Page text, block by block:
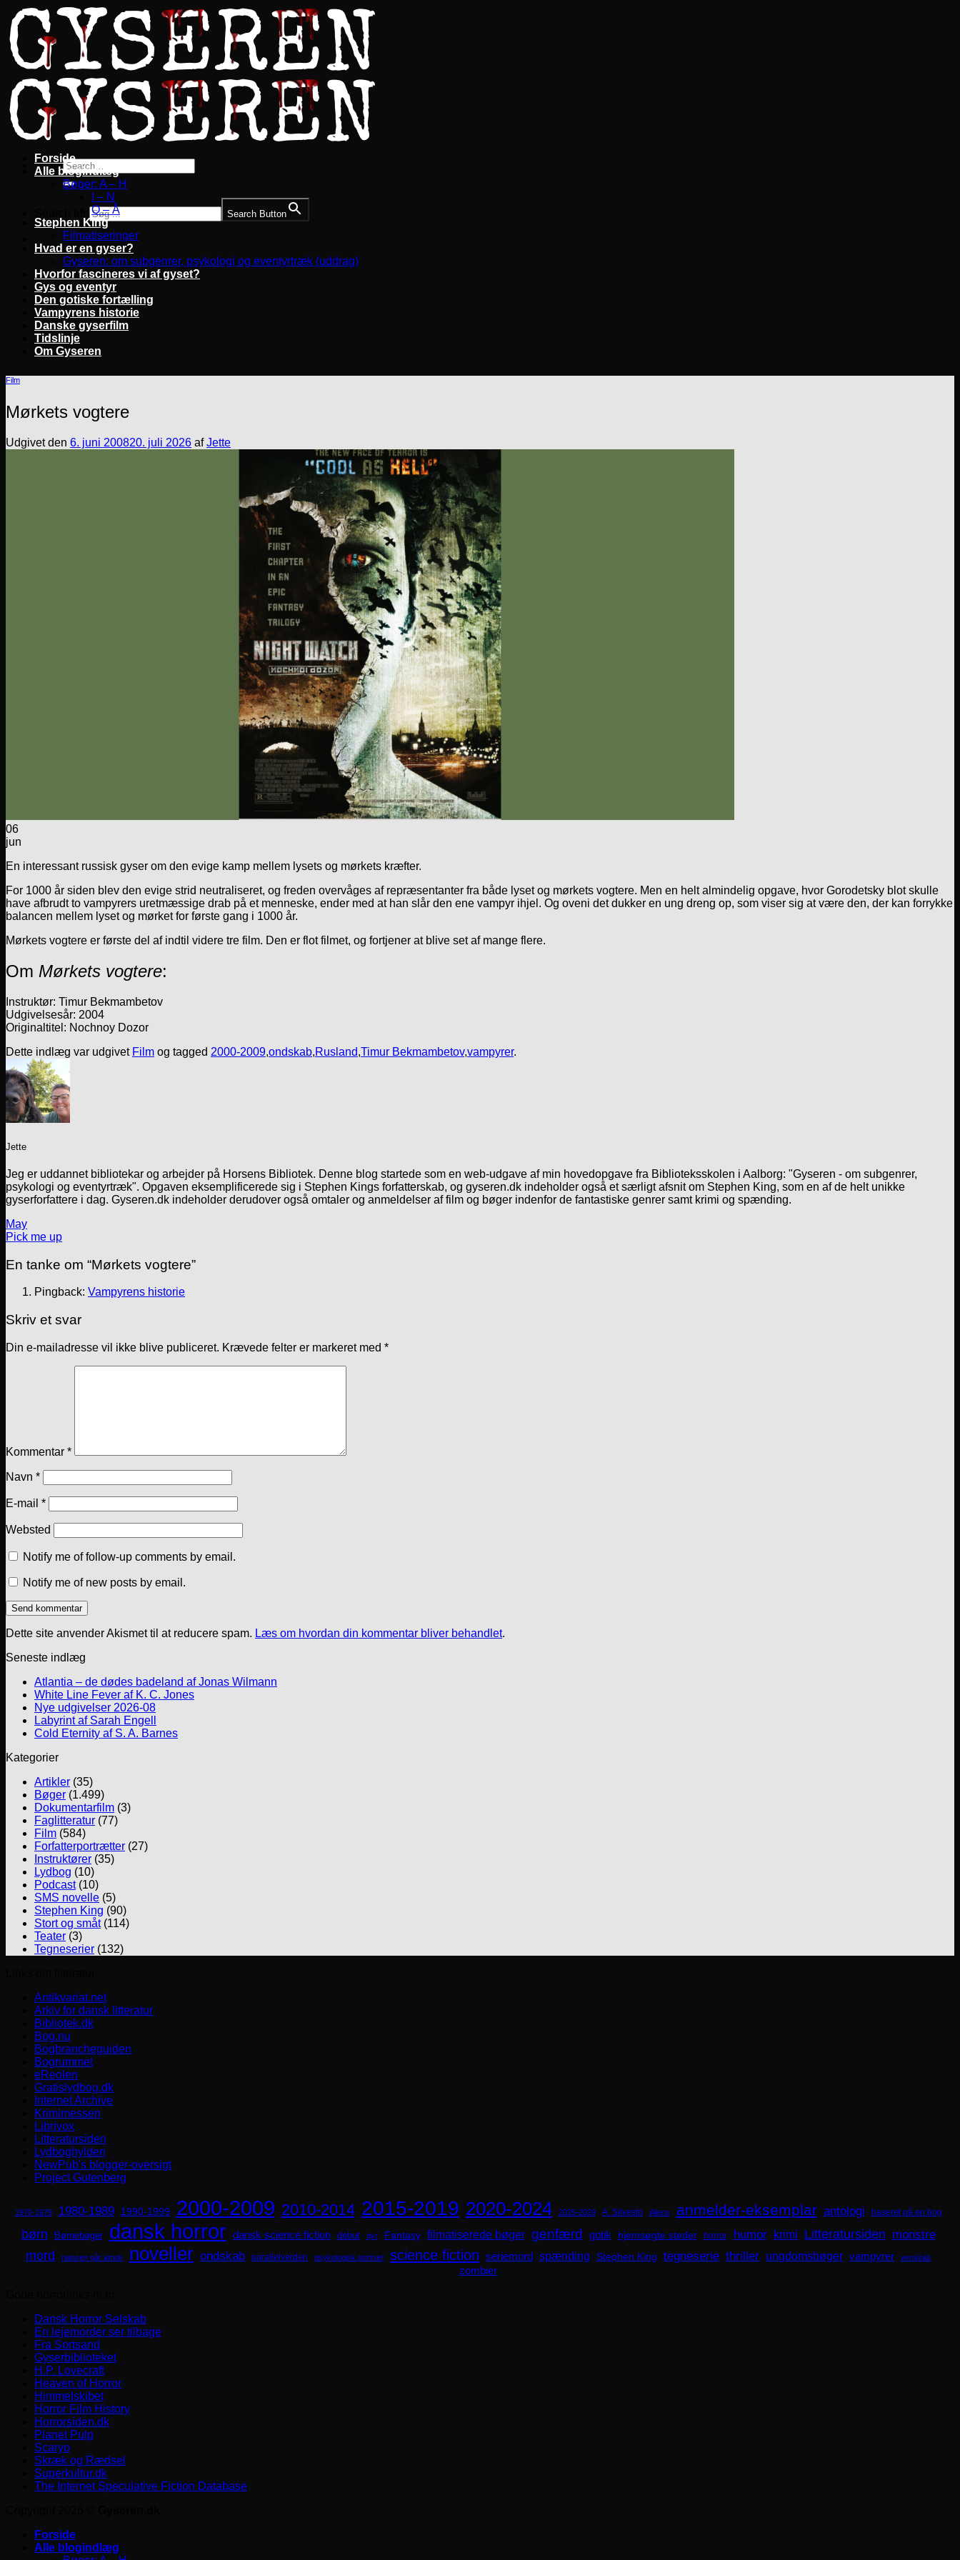
Fortsæt
til
indhold
Search Button
Forside
Alle blogindlæg
Bøger: A – H
I – N
O – Å
Stephen King
Filmatiseringer
Hvad er en gyser?
Gyseren: om subgenrer, psykologi og eventyrtræk (uddrag)
Hvorfor fascineres vi af gyset?
Gys og eventyr
Den gotiske fortælling
Vampyrens historie
Danske gyserfilm
Tidslinje
Om Gyseren
Film
Mørkets vogtere
Udgivet den 6. juni 200820. juli 2026 afJette
06
jun
En interessant russisk gyser om den evige kamp mellem lysets og mørkets kræfter.
For 1000 år siden blev den evige strid neutraliseret, og freden overvåges af repræsentanter fra både lyset og mørkets vogtere. Men en helt almindelig opgave, hvor Gorodetsky blot skulle
have afbrudt to vampyrers uretmæssige drab på et menneske, ender med at han slår den ene vampyr ihjel. Og oveni det dukker en ung dreng op, som viser sig at være den, der kan forrykke
balancen mellem lyset og mørket for første gang i 1000 år.
Mørkets vogtere er første del af indtil videre tre film. Den er flot filmet, og fortjener at blive set af mange flere.
Om Mørkets vogtere:
Instruktør: Timur Bekmambetov
Udgivelsesår: 2004
Originaltitel: Nochnoy Dozor
Dette indlæg var udgivet Film og tagged 2000-2009,ondskab,Rusland,Timur Bekmambetov,vampyrer.
Jette
Jeg er uddannet bibliotekar og arbejder på Horsens Bibliotek. Denne blog startede som en web-udgave af min hovedopgave fra Biblioteksskolen i Aalborg: "Gyseren - om subgenrer,
psykologi og eventyrtræk". Opgaven eksemplificerede sig i Stephen Kings forfatterskab, og gyseren.dk indeholder også et særligt afsnit om Stephen King, som en af de helt unikke
gyserforfattere i dag. Gyseren.dk indeholder derudover også omtaler og anmeldelser af film og bøger indenfor de fantastiske genrer samt krimi og spænding.
May
Pick me up
En tanke om “Mørkets vogtere”
Pingback: Vampyrens historie
Skriv et svar
Din e-mailadresse vil ikke blive publiceret. Krævede felter er markeret med *
Kommentar *
Navn *
E-mail *
Websted
Notify me of follow-up comments by email.
Notify me of new posts by email.
Dette site anvender Akismet til at reducere spam. Læs om hvordan din kommentar bliver behandlet.
Seneste indlæg
Atlantia – de dødes badeland af Jonas Wilmann
White Line Fever af K. C. Jones
Nye udgivelser 2026-08
Labyrint af Sarah Engell
Cold Eternity af S. A. Barnes
Kategorier
Artikler (35)
Bøger (1.499)
Dokumentarfilm (3)
Faglitteratur (77)
Film (584)
Forfatterportrætter (27)
Instruktører (35)
Lydbog (10)
Podcast(10)
SMS novelle (5)
Stephen King (90)
Stort og småt(114)
Teater (3)
Tegneserier (132)
Antikvariat.net
Arkiv for dansk litteratur
Bibliotek.dk
Bog.nu
Bogbrancheguiden
Bogrummet
eReolen
Gratislydbog.dk
Internet Archive
Krimimessen
Librivox
Litteratursiden
Lydboghylden
NewPub's blogger-oversigt
Project Gutenberg
1970-1979 1980-1989 1990-1999 2000-2009 2010-2014 2015-2019 2020-2024 2025-2029 A. Silvestri Aliens anmelder-eksemplar antologi baseret på en bog
børn Børnebøger dansk horror dansk science fiction debut dyr Fantasy filmatiserede bøger genfærd gotik hjemsøgte steder horror humor krimi Litteratursiden monstre
mord naturen går amok noveller ondskab parallelverden psykologisk portræt science fiction seriemord spænding Stephen King tegneserie thriller ungdomsbøger vampyrer venskab
zombier
Dansk Horror Selskab
En lejemorder ser tilbage
Fra Sortsand
Gyserbiblioteket
H.P. Lovecraft
Heaven of Horror
Himmelskibet
Horror Film History
Horrorsiden.dk
Planet Pulp
Scaryo
Skræk og Rædsel
Superkultur.dk
The Internet Speculative Fiction Database
Forside
Alle blogindlæg